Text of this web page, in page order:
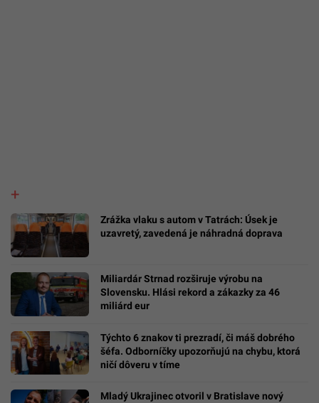
Zrážka vlaku s autom v Tatrách: Úsek je
uzavretý, zavedená je náhradná doprava
Miliardár Strnad rozširuje výrobu na
Slovensku. Hlási rekord a zákazky za 46
miliárd eur
Týchto 6 znakov ti prezradí, či máš dobrého
šéfa. Odborníčky upozorňujú na chybu, ktorá
ničí dôveru v tíme
Mladý Ukrajinec otvoril v Bratislave nový